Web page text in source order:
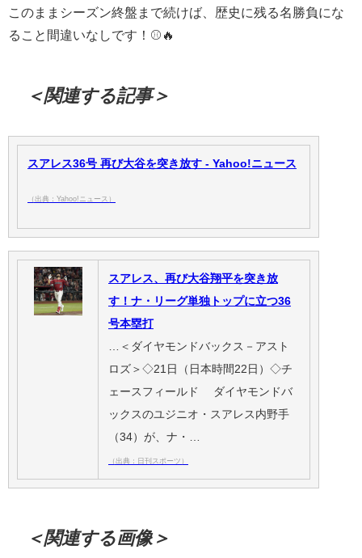
このままシーズン終盤まで続けば、歴史に残る名勝負にな
ること間違いなしです！⚾🔥
＜関連する記事＞
スアレス36号 再び大谷を突き放す - Yahoo!ニュース
（出典：Yahoo!ニュース）
スアレス、再び大谷翔平を突き放
す！ナ・リーグ単独トップに立つ36
号本塁打
…＜ダイヤモンドバックス－アスト
ロズ＞◇21日（日本時間22日）◇チ
ェースフィールド ダイヤモンドバ
ックスのユジニオ・スアレス内野手
（34）が、ナ・…
（出典：日刊スポーツ）
＜関連する画像＞